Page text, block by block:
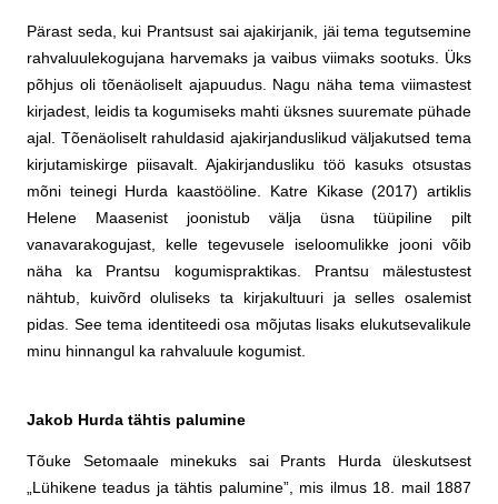
Pärast seda, kui Prantsust sai ajakirjanik, jäi tema tegutsemine
rahvaluulekogujana harvemaks ja vaibus viimaks sootuks. Üks
põhjus oli tõenäoliselt ajapuudus. Nagu näha tema viimastest
kirjadest, leidis ta kogumiseks mahti üksnes suuremate pühade
ajal. Tõenäoliselt rahuldasid ajakirjanduslikud väljakutsed tema
kirjutamiskirge piisavalt. Ajakirjandusliku töö kasuks otsustas
mõni teinegi Hurda kaastööline. Katre Kikase (2017) artiklis
Helene Maasenist joonistub välja üsna tüüpiline pilt
vanavarakogujast, kelle tegevusele iseloomulikke jooni võib
näha ka Prantsu kogumispraktikas. Prantsu mälestustest
nähtub, kuivõrd oluliseks ta kirjakultuuri ja selles osalemist
pidas. See tema identiteedi osa mõjutas lisaks elukutsevalikule
minu hinnangul ka rahvaluule kogumist.
Jakob Hurda tähtis palumine
Tõuke Setomaale minekuks sai Prants Hurda üleskutsest
„Lühikene teadus ja tähtis palumine”, mis ilmus 18. mail 1887